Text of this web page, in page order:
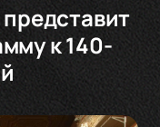
к 140-